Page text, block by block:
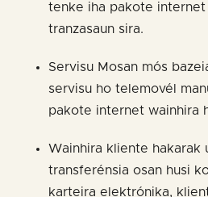
tenke iha pakote internet
tranzasaun sira.
Servisu Mosan mós
servisu ho telemovél
pakote internet wainhira
Wainhira kliente hakarak
transferénsia osan husi
karteira elektrónika,